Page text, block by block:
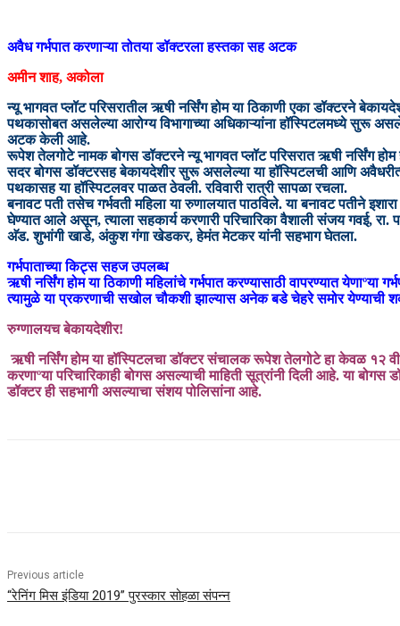
अवैध गर्भपात करणाऱ्या तोतया डॉक्टरला हस्तका सह अटक
अमीन शाह, अकोला
न्यू भागवत प्लॉट परिसरातील ऋषी नर्सिंग होम या ठिकाणी एका डॉक्टरने
पथकासोबत असलेल्या आरोग्य विभागाच्या अधिकाऱ्यांना हॉस्पिटलमध्ये सुरू
अटक केली आहे.
रूपेश तेलगोटे नामक बोगस डॉक्टरने न्यू भागवत प्लॉट परिसरात ऋषी नर्सिंग
सदर बोगस डॉक्टरसह बेकायदेशीर सुरू असलेल्या या हॉस्पिटलची आणि अवैधरीत्या
पथकासह या हॉस्पिटलवर पाळत ठेवली. रविवारी रात्री सापळा रचला.
बनावट पती तसेच गर्भवती महिला या रुणालयात पाठविले. या बनावट पतीने
घेण्यात आले असून, त्याला सहकार्य करणारी परिचारिका वैशाली संजय गवई, रा.
अ‍ॅड. शुभांगी खाडे, अंकुश गंगा खेडकर, हेमंत मेटकर यांनी सहभाग घेतला.
गर्भपाताच्या किट्स सहज उपलब्ध
ऋषी नर्सिंग होम या ठिकाणी महिलांचे गर्भपात करण्यासाठी वापरण्यात येणाºया
त्यामुळे या प्रकरणाची सखोल चौकशी झाल्यास अनेक बडे चेहरे समोर येण्याची
रुग्णालयच बेकायदेशीर!
ऋषी नर्सिंग होम या हॉस्पिटलचा डॉक्टर संचालक रूपेश तेलगोटे हा केवळ १२
करणाºया परिचारिकाही बोगस असल्याची माहिती सूत्रांनी दिली आहे. या बोगस
डॉक्टर ही सहभागी असल्याचा संशय पोलिसांना आहे.
Previous article
“रेनिंग मिस इंडिया 2019” पुरस्कार सोहळा संपन्न